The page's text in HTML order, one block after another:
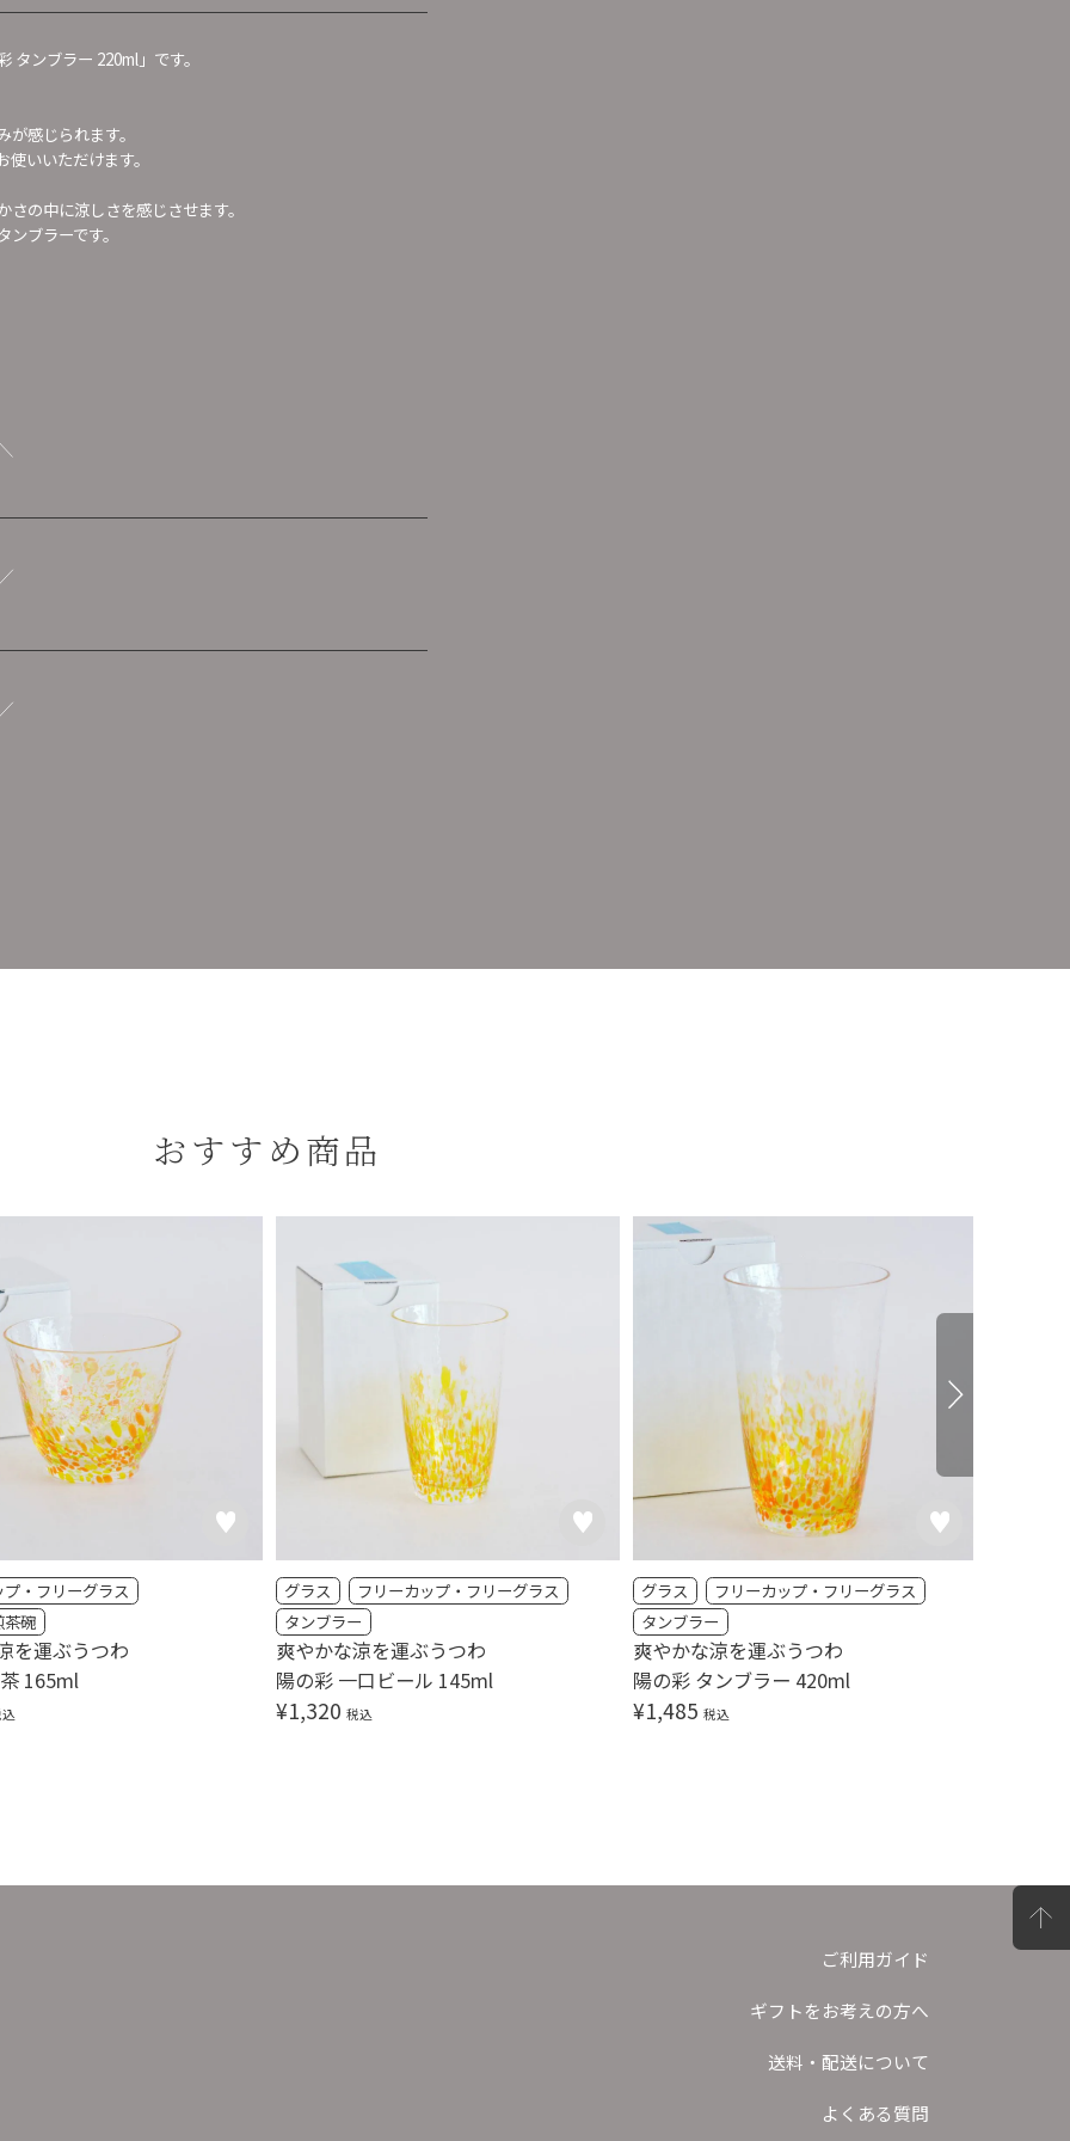
ンブラー 220ml」です。
感じられます。
いいただけます。
の中に涼しさを感じさせます。
ブラーです。
おすすめ商品
165ml
・フリーグラス
茶碗
を運ぶうつわ
陽の彩 一口ビール 145ml
グラス
フリーカップ・フリーグラス
タンブラー
¥1,320 税込
爽やかな涼を運ぶうつわ
陽の彩 タンブラー 420ml
グラス
フリーカップ・フリーグラス
タンブラー
¥1,485 税込
爽やかな涼を運ぶうつわ
ご利用ガイド
ギフトをお考えの方へ
送料・配送について
よくある質問